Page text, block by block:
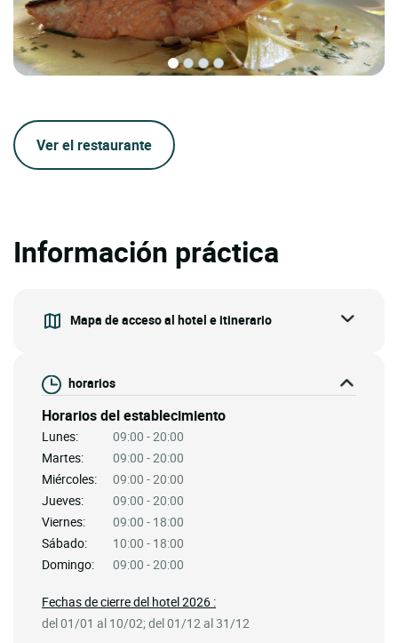
Ver el restaurante
Información práctica
Mapa de acceso al hotel e itinerario
horarios
Horarios del establecimiento
Lunes:
09:00 - 20:00
Martes:
09:00 - 20:00
Miércoles:
09:00 - 20:00
Jueves:
09:00 - 20:00
Viernes:
09:00 - 18:00
Sábado:
10:00 - 18:00
Domingo:
09:00 - 20:00
Fechas de cierre del hotel 2026 :
del 01/01 al 10/02; del 01/12 al 31/12